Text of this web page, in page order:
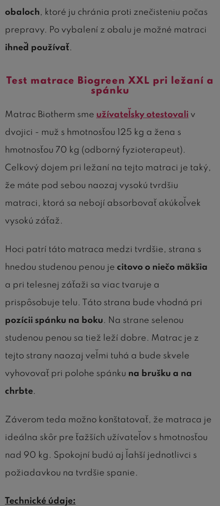
obaloch, ktoré ju chránia proti znečisteniu počas
prepravy. Po vybalení z obalu je možné matraci
ihneď používať.
Test matrace Biogreen XXL pri ležaní a
spánku
Matrac Biotherm sme užívateľsky otestovali v
dvojici - muž s hmotnosťou 125 kg a žena s
hmotnosťou 70 kg (odborný fyzioterapeut).
Celkový dojem pri ležaní na tejto matraci je taký,
že máte pod sebou naozaj vysokú tvrdšiu
matraci, ktorá sa nebojí absorbovať akúkoľvek
vysokú záťaž.
Hoci patrí táto matraca medzi tvrdšie, strana s
hnedou studenou penou je citovo o niečo mäkšia
a pri telesnej záťaži sa viac tvaruje a
prispôsobuje telu. Táto strana bude vhodná pri
pozícii spánku na boku. Na strane selenou
studenou penou sa tiež leží dobre. Matrac je z
tejto strany naozaj veľmi tuhá a bude skvele
vyhovovať pri polohe spánku na brušku a na
chrbte.
Záverom teda možno konštatovať, že matraca je
ideálna skôr pre ťažších užívateľov s hmotnosťou
nad 90 kg. Spokojní budú aj ľahší jednotlivci s
požiadavkou na tvrdšie spanie.
Technické údaje: